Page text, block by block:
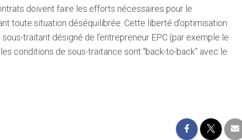
doivent faire les efforts nécessaires pour le
toute situation déséquilibrée. Cette liberté d’optimisation
traitant désigné de l’entrepreneur EPC (par exemple le
conditions de sous-traitance sont “back-to-back” avec le